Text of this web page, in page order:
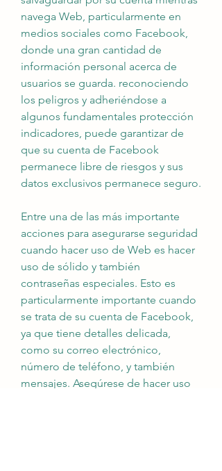
navega Web, particularmente en
medios sociales como Facebook,
donde una gran cantidad de
información personal acerca de
usuarios se guarda. reconociendo
los peligros y adheriéndose a
algunos fundamentales protección
indicadores, puede garantizar de
que su cuenta de Facebook
permanece libre de riesgos y sus
datos exclusivos permanece seguro.
Entre una de las más importante
acciones para asegurarse seguridad
cuando hacer uso de Web es hacer
uso de sólido y también
contraseñas especiales. Esto es
particularmente importante cuando
se trata de su cuenta de Facebook,
ya que tiene detalles delicada,
como su correo electrónico,
número de teléfono, y también
mensajes. Asegúrese de hacer uso